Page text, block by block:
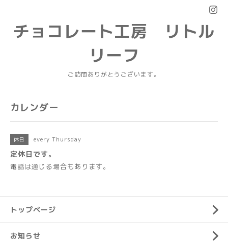
チョコレート工房 リトル
リーフ
ご訪問ありがとうございます。
カレンダー
休日 every Thursday
定休日です。
電話は通じる場合もあります。
トップページ
お知らせ